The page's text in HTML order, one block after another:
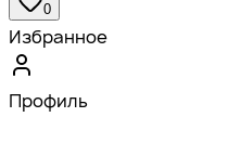
0
Избранное
Профиль